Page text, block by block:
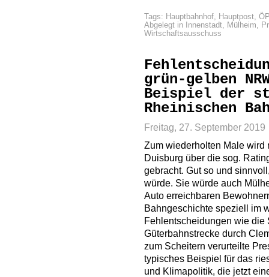
Tags: Hauptbahnhof, Hauptpost,
Abgelegt in Innenstadt, Mülheim,
Wirtschaftsausschuss
grün-gelben
Beispiel der
Rheinischen
Freitag, 27. September 2019
Zum wiederholten Male
Duisburg über die sog.
gebracht. Gut so und
würde. Sie würde auch
Auto erreichbaren
Bahngeschichte speziell im
Fehlentscheidungen wie
Güterbahnstrecke durch
zum Scheitern verurteilte
typisches Beispiel für das
und Klimapolitik, die jetzt